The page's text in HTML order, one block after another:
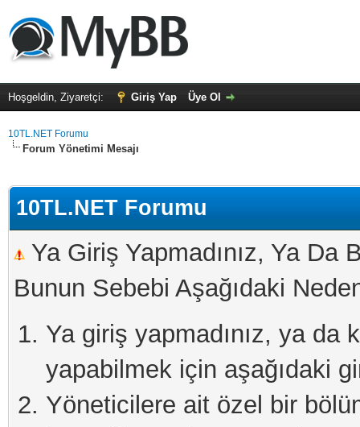
Hoşgeldin, Ziyaretçi: Giriş Yap Üye Ol
10TL.NET Forumu
Forum Yönetimi Mesajı
10TL.NET Forumu
Ya Giriş Yapmadınız, Ya
Bunun Sebebi Aşağıdaki
Ya giriş yapmadınız, ya da
yapabilmek için aşağıdaki
Yöneticilere ait özel bir